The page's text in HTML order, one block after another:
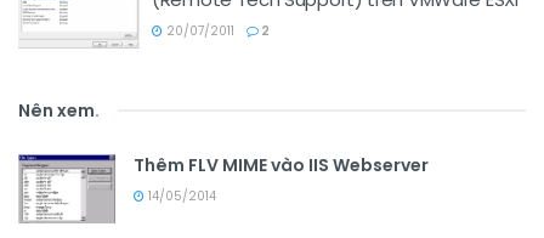
20/07/2011 2
Nên xem.
Thêm FLV MIME vào IIS Webserver
14/05/2014